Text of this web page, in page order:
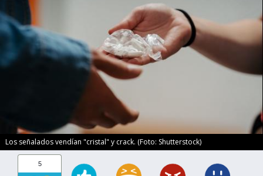
Los señalados vendían "cristal" y crack. (Foto: Shutterstock)
5